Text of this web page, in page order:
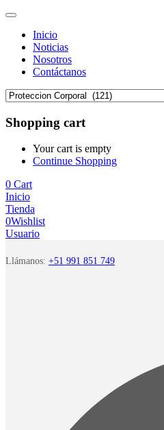
Inicio
Noticias
Nosotros
Contáctanos
Shopping cart
Your cart is empty
Continue Shopping
0 Cart
Inicio
Tienda
0Wishlist
Usuario
Llámanos: +51 991 851 749